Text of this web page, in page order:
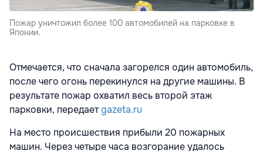
Пожар уничтожил более 100 автомобилей на парковке в
Японии.
Отмечается, что сначала загорелся один автомобиль,
после чего огонь перекинулся на другие машины. В
результате пожар охватил весь второй этаж
парковки, передаетgazeta.ru
На место происшествия прибыли 20 пожарных
машин. Через четыре часа возгорание удалось